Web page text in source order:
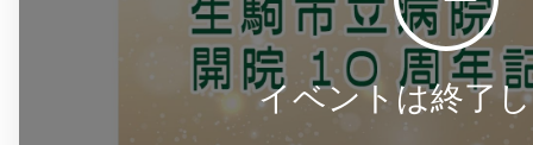
イベントは終了